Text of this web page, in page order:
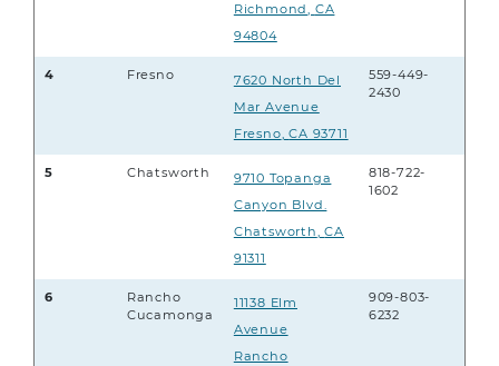
Richmond, CA
94804
4 Fresno
7620 North Del
Mar Avenue
Fresno,CA 93711
559-449-
2430
5 Chatsworth
9710 Topanga
Canyon Blvd.
Chatsworth,CA
91311
818-722-
1602
6
Rancho
Cucamonga
11138 Elm
Avenue
Rancho
909-803-
6232